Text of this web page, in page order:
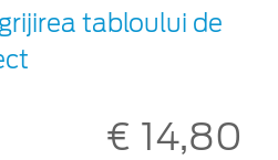
tabloului de
€ 14,80